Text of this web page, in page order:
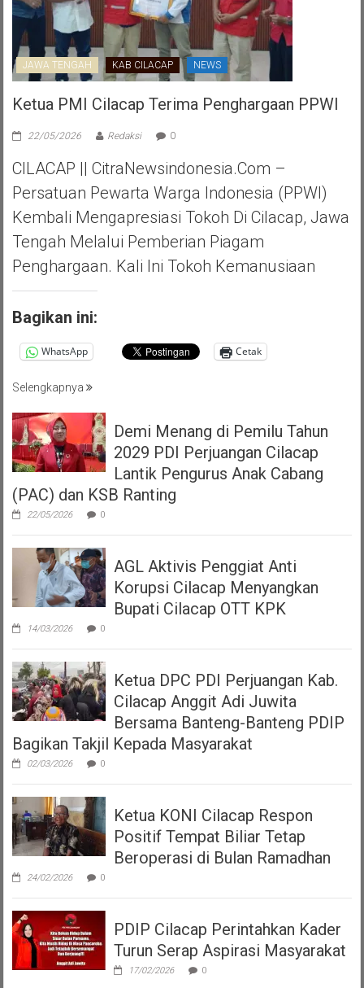
JAWA TENGAH KAB CILACAP NEWS
Ketua PMI Cilacap Terima Penghargaan PPWI
22/05/2026 Redaksi 0
CILACAP || CitraNewsindonesia.com –
Persatuan Pewarta Warga Indonesia (PPWI)
Kembali Mengapresiasi Tokoh Di Cilacap, Jawa
Tengah Melalui Pemberian Piagam
Penghargaan. Kali Ini Tokoh Kemanusiaan
Bagikan ini:
WhatsApp Cetak
Selengkapnya
Demi Menang di Pemilu Tahun
2029 PDI Perjuangan Cilacap
Lantik Pengurus Anak Cabang
(PAC) dan KSB Ranting
22/05/2026 0
AGL Aktivis Penggiat Anti
Korupsi Cilacap Menyangkan
Bupati Cilacap OTT KPK
14/03/2026 0
Ketua DPC PDI Perjuangan Kab.
Cilacap Anggit Adi Juwita
Bersama Banteng-Banteng PDIP
Bagikan Takjil Kepada Masyarakat
02/03/2026 0
Ketua KONI Cilacap Respon
Positif Tempat Biliar Tetap
Beroperasi di Bulan Ramadhan
24/02/2026 0
PDIP Cilacap Perintahkan Kader
Turun Serap Aspirasi Masyarakat
17/02/2026 0